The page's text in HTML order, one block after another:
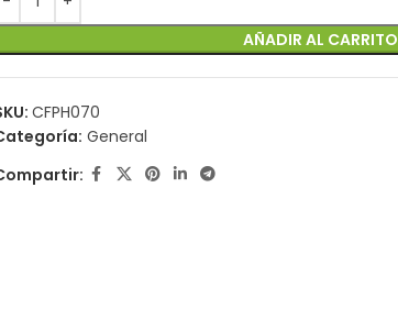
AÑADIR AL CARRITO
CFPH070
General